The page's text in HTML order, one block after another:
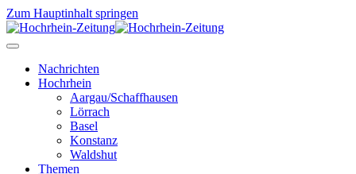
Zum Hauptinhalt springen
Nachrichten
Hochrhein
Aargau/Schaffhausen
Lörrach
Basel
Konstanz
Waldshut
Themen